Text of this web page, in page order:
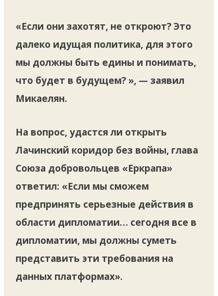
«Если они захотят, не откроют? Это
далеко идущая политика, для этого
мы должны быть едины и понимать,
что будет в будущем? », — заявил
Микаелян.
На вопрос, удастся ли открыть
Лачинский коридор без войны, глава
Союза добровольцев «Еркрапа»
ответил: «Если мы сможем
предпринять серьезные действия в
области дипломатии… сегодня все в
дипломатии, мы должны суметь
представить эти требования на
данных платформах».